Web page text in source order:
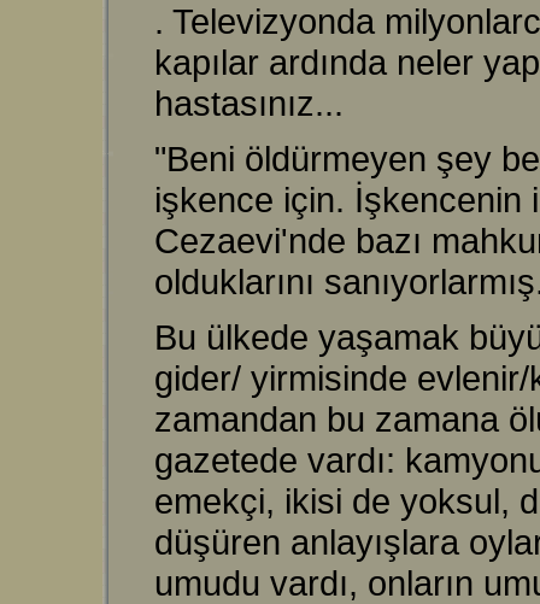
. Televizyonda
kapılar ardında neler
hastasınız...
"Beni öldürmeyen şey
işkence için. İşkencenin
Cezaevi'nde bazı
olduklarını
Bu ülkede yaşamak
gider/ yirmisinde evlenir/
zamandan bu zamana
gazetede vardı:
emekçi, ikisi de yoksul,
düşüren anlayışlara
umudu vardı, onların